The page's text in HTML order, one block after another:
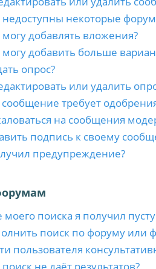
некоторые
добавлять вложения?
добавить больше
опрос?
или удалить
требует
на сообщения
подпись к своему
предупреждение?
моего поиска я получил
поиск по форуму или
пользователя